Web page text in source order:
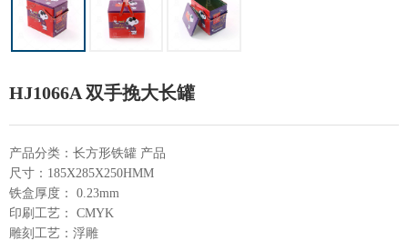
HJ1066A 双手挽大长罐
产品分类：长方形铁罐 产品
尺寸：185X285X250HMM
铁盒厚度： 0.23mm
印刷工艺： CMYK
雕刻工艺：浮雕